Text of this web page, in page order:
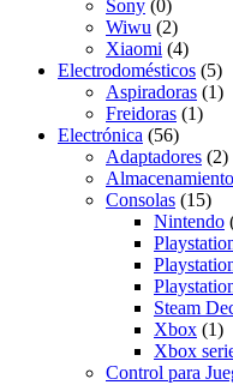
Sony (0)
Wiwu (2)
Xiaomi (4)
Electrodomésticos (5)
Aspiradoras (1)
Freidoras (1)
Electrónica (56)
Adaptadores (2)
Almacenamiento
Consolas (15)
Nintendo
Steam
Xbox (1)
Xbox
Control para